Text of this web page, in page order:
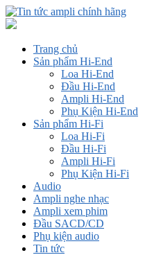
Trang chủ
Sản phẩm Hi-End
Loa Hi-End
Đầu Hi-End
Ampli Hi-End
Phụ Kiện Hi-End
Sản phẩm Hi-Fi
Loa Hi-Fi
Đầu Hi-Fi
Ampli Hi-Fi
Phụ Kiện Hi-Fi
Audio
Ampli nghe nhạc
Ampli xem phim
Đầu SACD/CD
Phụ kiện audio
Tin tức